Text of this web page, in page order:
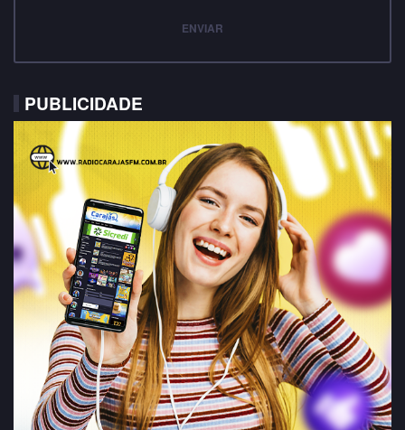
ENVIAR
PUBLICIDADE